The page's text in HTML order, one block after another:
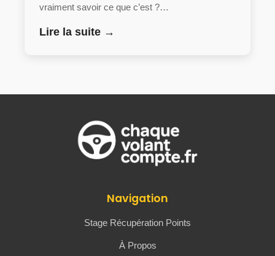
vraiment savoir ce que c’est ?…
Lire la suite →
Navigation
Stage Récupération Points
À Propos